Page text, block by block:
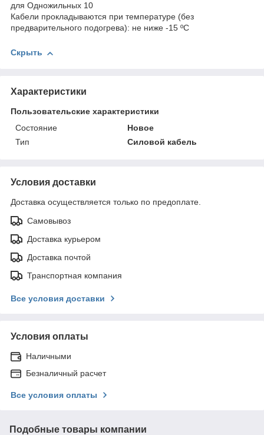
для Одножильных 10
Кабели прокладываются при температуре (без
предварительного подогрева): не ниже -15 ºС
Скрыть
Характеристики
Пользовательские характеристики
Состояние
Новое
Тип
Силовой кабель
Условия доставки
Доставка осуществляется только по предоплате.
Самовывоз
Доставка курьером
Доставка почтой
Транспортная компания
Все условия доставки
Условия оплаты
Наличными
Безналичный расчет
Все условия оплаты
Подобные товары компании